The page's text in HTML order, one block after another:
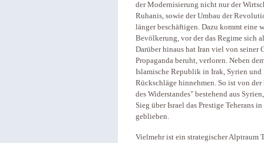
der Modernisierung nicht nur der
Ruhanis, sowie der Umbau der
länger beschäftigen. Dazu kommt
Bevölkerung, vor der das Regime sich
Darüber hinaus hat Iran viel von seiner
Propaganda beruht, verloren. Neben
Islamische Republik in Irak, Syrien
Rückschläge hinnehmen. So ist von
des Widerstandes" bestehend aus
Sieg über Israel das Prestige Teherans
geblieben.
Vielmehr ist ein strategischer Alptraum